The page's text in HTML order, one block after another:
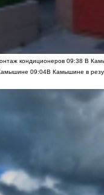
кондиционеров 09:38 В
09:04В Камышине в